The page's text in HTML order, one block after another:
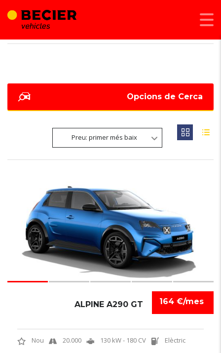
Opcions de Cerca
Preu: primer més baix
164 €/mes
ALPINE A290 GT
Nou 20.000 130 kW - 180 CV Elèctric